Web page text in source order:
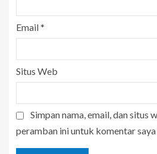
Email*
Situs Web
Simpan nama, email, dan situs
peramban ini untuk komentar